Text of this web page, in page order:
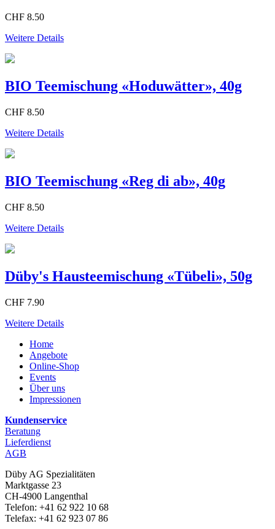
CHF 8.50
Weitere Details
BIO Teemischung «Hoduwätter», 40g
CHF 8.50
Weitere Details
BIO Teemischung «Reg di ab», 40g
CHF 8.50
Weitere Details
Düby's Hausteemischung «Tübeli», 50g
CHF 7.90
Weitere Details
Home
Angebote
Online-Shop
Events
Über uns
Impressionen
Kundenservice
Beratung
Lieferdienst
AGB
Düby AG Spezialitäten
Marktgasse 23
CH-4900 Langenthal
Telefon: +41 62 922 10 68
Telefax: +41 62 923 07 86